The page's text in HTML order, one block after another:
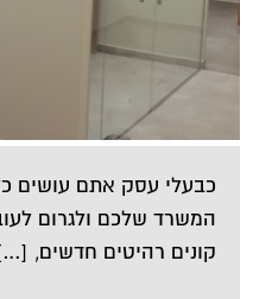
כבעלי עסק אתם עושים
המשרד שלכם ולגרום
קונים רהיטים חדשים,